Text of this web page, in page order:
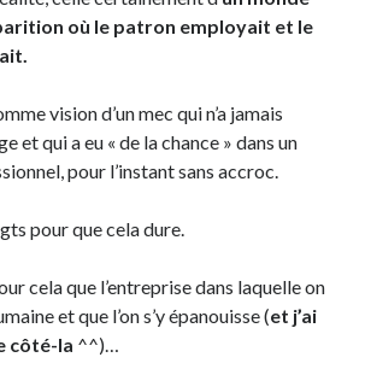
où le patron employait et le
vision d’un mec qui n’a jamais
et qui a eu « de la chance » dans un
pour l’instant sans accroc.
pour que cela dure.
cela que l’entreprise dans laquelle on
et que l’on s’y épanouisse (et j’ai
côté-la ^^)…